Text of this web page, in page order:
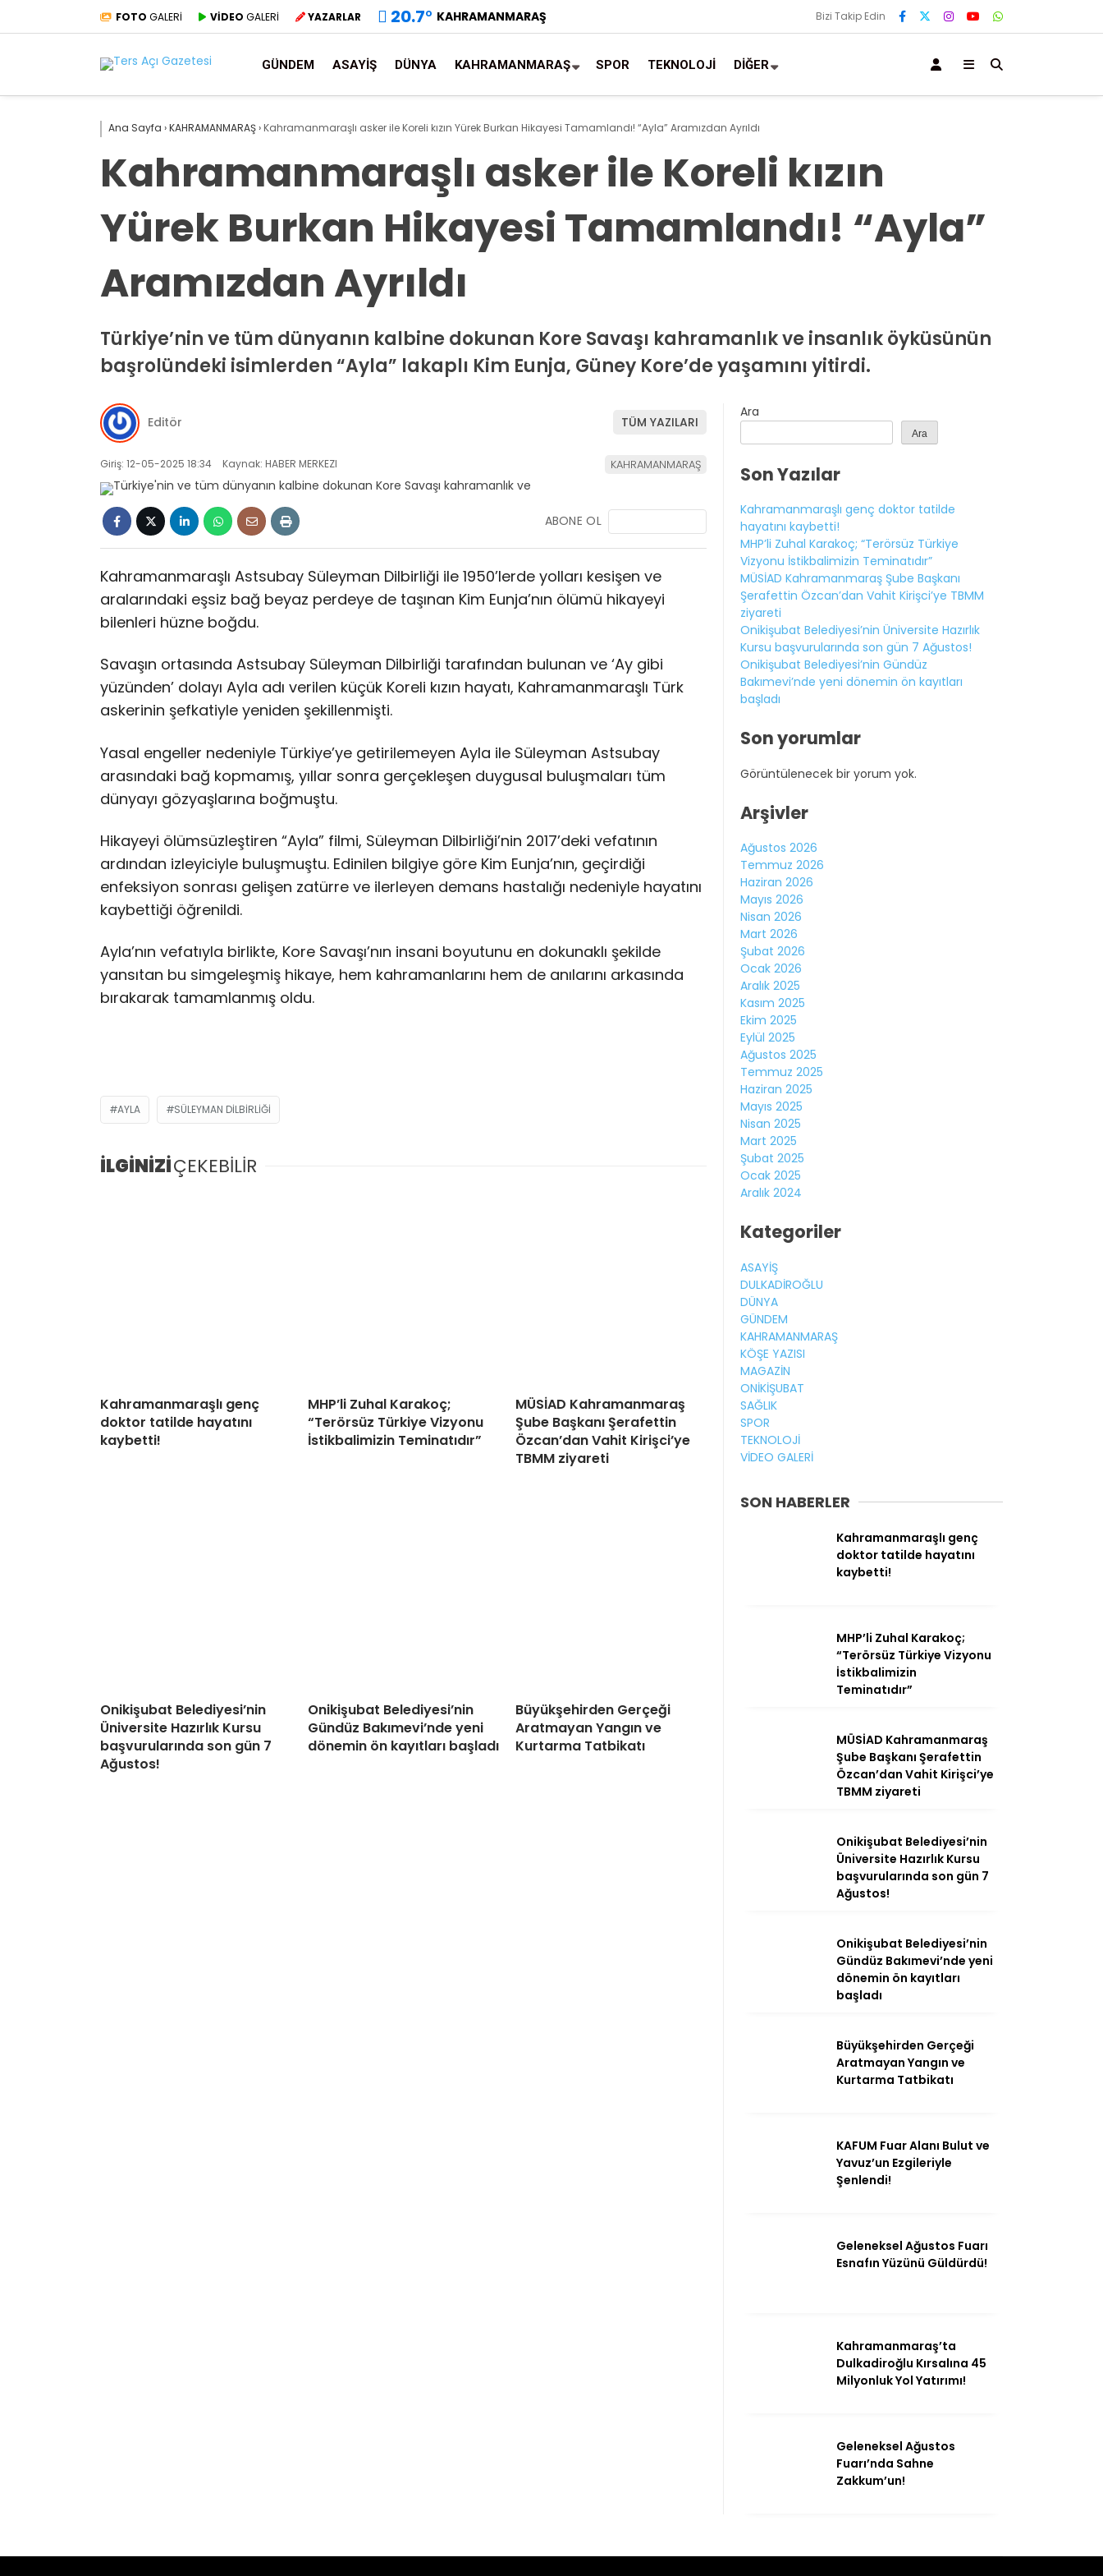
FOTO GALERİ VİDEO GALERİ YAZARLAR 20.7° KAHRAMANMARAŞ Bizi Takip Edin
GÜNDEM ASAYİŞ DÜNYA KAHRAMANMARAŞ SPOR TEKNOLOJİ DİĞER
Ana Sayfa ›KAHRAMANMARAŞ› Kahramanmaraşlı asker ile Koreli kızın Yürek Burkan Hikayesi Tamamlandı! “Ayla” Aramızdan Ayrıldı
Kahramanmaraşlı asker ile Koreli kızın
Yürek Burkan Hikayesi Tamamlandı! “Ayla”
Aramızdan Ayrıldı
Türkiye’nin ve tüm dünyanın kalbine dokunan Kore Savaşı kahramanlık ve insanlık öyküsünün
başrolündeki isimlerden “Ayla” lakaplı Kim Eunja, Güney Kore’de yaşamını yitirdi.
Editör TÜM YAZILARI
Giriş: 12-05-2025 18:34 Kaynak: HABER MERKEZI KAHRAMANMARAŞ
ABONE OL
Kahramanmaraşlı Astsubay Süleyman Dilbirliği ile 1950’lerde yolları kesişen ve
aralarındaki eşsiz bağ beyaz perdeye de taşınan Kim Eunja’nın ölümü hikayeyi
bilenleri hüzne boğdu.
Savaşın ortasında Astsubay Süleyman Dilbirliği tarafından bulunan ve ‘Ay gibi
yüzünden’ dolayı Ayla adı verilen küçük Koreli kızın hayatı, Kahramanmaraşlı Türk
askerinin şefkatiyle yeniden şekillenmişti.
Yasal engeller nedeniyle Türkiye’ye getirilemeyen Ayla ile Süleyman Astsubay
arasındaki bağ kopmamış, yıllar sonra gerçekleşen duygusal buluşmaları tüm
dünyayı gözyaşlarına boğmuştu.
Hikayeyi ölümsüzleştiren “Ayla” filmi, Süleyman Dilbirliği’nin 2017’deki vefatının
ardından izleyiciyle buluşmuştu. Edinilen bilgiye göre Kim Eunja’nın, geçirdiği
enfeksiyon sonrası gelişen zatürre ve ilerleyen demans hastalığı nedeniyle hayatını
kaybettiği öğrenildi.
Ayla’nın vefatıyla birlikte, Kore Savaşı’nın insani boyutunu en dokunaklı şekilde
yansıtan bu simgeleşmiş hikaye, hem kahramanlarını hem de anılarını arkasında
bırakarak tamamlanmış oldu.
AYLA SÜLEYMAN DILBIRLIĞI
İLGİNİZİÇEKEBİLİR
Kahramanmaraşlı genç
doktor tatilde hayatını
kaybetti!
MHP’li Zuhal Karakoç;
“Terörsüz Türkiye Vizyonu
İstikbalimizin Teminatıdır”
MÜSİAD Kahramanmaraş
Şube Başkanı Şerafettin
Özcan’dan Vahit Kirişci’ye
TBMM ziyareti
Onikişubat Belediyesi’nin
Üniversite Hazırlık Kursu
başvurularında son gün 7
Ağustos!
Onikişubat Belediyesi’nin
Gündüz Bakımevi’nde yeni
dönemin ön kayıtları başladı
Büyükşehirden Gerçeği
Aratmayan Yangın ve
Kurtarma Tatbikatı
Ara
Ara
Son Yazılar
Kahramanmaraşlı genç doktor tatilde
hayatını kaybetti!
MHP’li Zuhal Karakoç; “Terörsüz Türkiye
Vizyonu İstikbalimizin Teminatıdır”
MÜSİAD Kahramanmaraş Şube Başkanı
Şerafettin Özcan’dan Vahit Kirişci’ye TBMM
ziyareti
Onikişubat Belediyesi’nin Üniversite Hazırlık
Kursu başvurularında son gün 7 Ağustos!
Onikişubat Belediyesi’nin Gündüz
Bakımevi’nde yeni dönemin ön kayıtları
başladı
Son yorumlar
Görüntülenecek bir yorum yok.
Arşivler
Ağustos 2026
Temmuz 2026
Haziran 2026
Mayıs 2026
Nisan 2026
Mart 2026
Şubat 2026
Ocak 2026
Aralık 2025
Kasım 2025
Ekim 2025
Eylül 2025
Ağustos 2025
Temmuz 2025
Haziran 2025
Mayıs 2025
Nisan 2025
Mart 2025
Şubat 2025
Ocak 2025
Aralık 2024
Kategoriler
ASAYİŞ
DULKADİROĞLU
DÜNYA
GÜNDEM
KAHRAMANMARAŞ
KÖŞE YAZISI
MAGAZİN
ONİKİŞUBAT
SAĞLIK
SPOR
TEKNOLOJİ
VİDEO GALERİ
SON HABERLER
Kahramanmaraşlı genç
doktor tatilde hayatını
kaybetti!
MHP’li Zuhal Karakoç;
“Terörsüz Türkiye Vizyonu
İstikbalimizin
Teminatıdır”
MÜSİAD Kahramanmaraş
Şube Başkanı Şerafettin
Özcan’dan Vahit Kirişci’ye
TBMM ziyareti
Onikişubat Belediyesi’nin
Üniversite Hazırlık Kursu
başvurularında son gün 7
Ağustos!
Onikişubat Belediyesi’nin
Gündüz Bakımevi’nde yeni
dönemin ön kayıtları
başladı
Büyükşehirden Gerçeği
Aratmayan Yangın ve
Kurtarma Tatbikatı
KAFUM Fuar Alanı Bulut ve
Yavuz’un Ezgileriyle
Şenlendi!
Geleneksel Ağustos Fuarı
Esnafın Yüzünü Güldürdü!
Kahramanmaraş’ta
Dulkadiroğlu Kırsalına 45
Milyonluk Yol Yatırımı!
Geleneksel Ağustos
Fuarı’nda Sahne
Zakkum’un!